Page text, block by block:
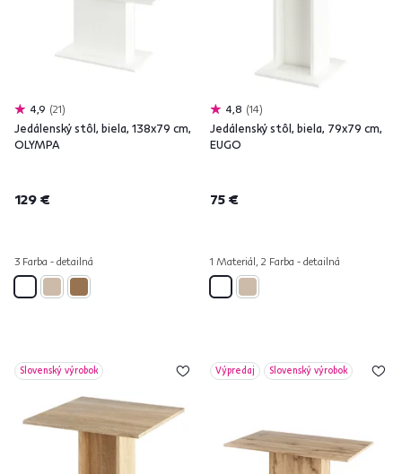
4,9 21
Jedálenský stôl, biela, 138x79 cm,
OLYMPA
129 €
3 Farba - detailná
4,8 14
Jedálenský stôl, biela, 79x79 cm,
EUGO
75 €
1 Materiál, 2 Farba - detailná
Slovenský výrobok Výpredaj Slovenský výrobok